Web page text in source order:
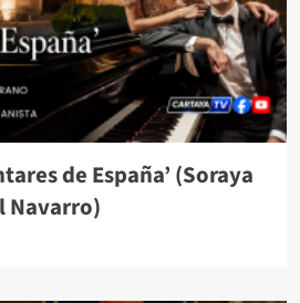
de España’ (Soraya
Navarro)